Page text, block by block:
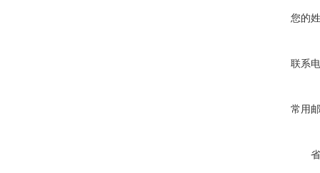
您的
联系
常用